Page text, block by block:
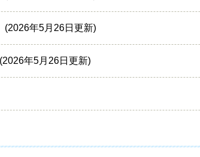
2026年5月26日更新
2026年5月26日更新